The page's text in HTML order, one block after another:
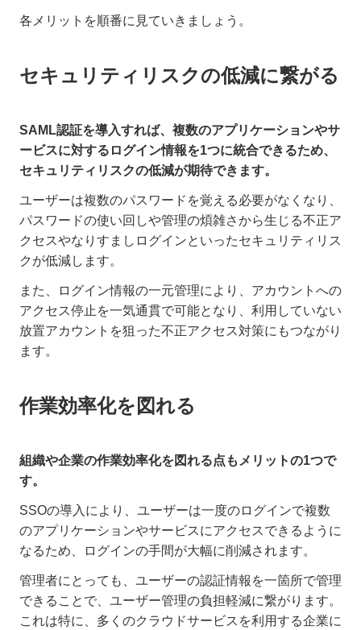
各メリットを順番に見ていきましょう。
セキュリティリスクの低減に繋がる
SAML認証を導入すれば、複数のアプリケーションやサ
ービスに対するログイン情報を1つに統合できるため、
セキュリティリスクの低減が期待できます。
ユーザーは複数のパスワードを覚える必要がなくなり、
パスワードの使い回しや管理の煩雑さから生じる不正ア
クセスやなりすましログインといったセキュリティリス
クが低減します。
また、ログイン情報の一元管理により、アカウントへの
アクセス停止を一気通貫で可能となり、利用していない
放置アカウントを狙った不正アクセス対策にもつながり
ます。
作業効率化を図れる
組織や企業の作業効率化を図れる点もメリットの1つで
す。
SSOの導入により、ユーザーは一度のログインで複数
のアプリケーションやサービスにアクセスできるように
なるため、ログインの手間が大幅に削減されます。
管理者にとっても、ユーザーの認証情報を一箇所で管理
できることで、ユーザー管理の負担軽減に繋がります。
これは特に、多くのクラウドサービスを利用する企業に